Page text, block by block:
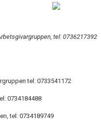
tel: 0736217392
tel: 0733541172
0734184488
tel: 0734189749